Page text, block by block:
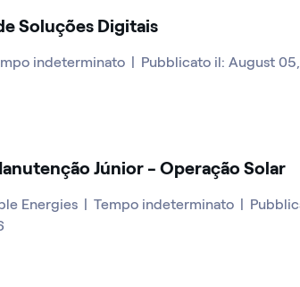
Soluções Digitais
indeterminato | Pubblicato il: August
Júnior - Operação Solar
Energies | Tempo indeterminato |